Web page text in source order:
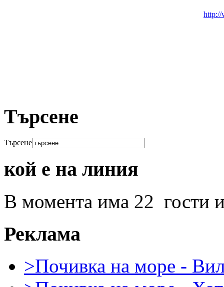
http://
Търсене
Търсене
кой е на линия
В момента има 22 гости
Реклама
>Почивка на море -